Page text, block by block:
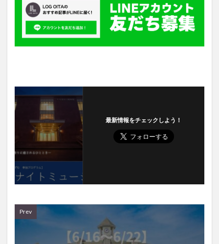
最新情報をチェックしよう！
Prev